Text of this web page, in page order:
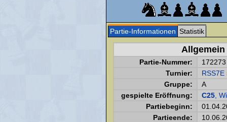
Partie-Informationen Statistik
Allgemein
Partie-Nummer:
172273
Turnier:
Gruppe:
A
gespielte Eröffnung:
C25 ,
Partiebeginn:
Partieende: